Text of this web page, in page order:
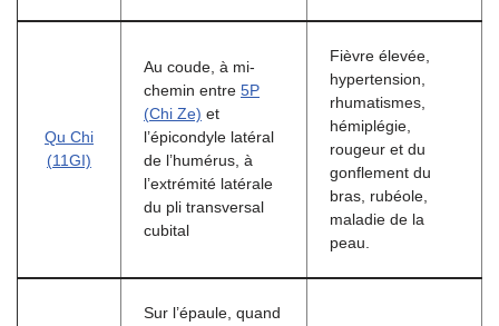
Qu Chi
(11GI)
Au coude, à mi-
chemin entre 5P
(Chi Ze) et
l’épicondyle latéral
de l’humérus, à
l’extrémité latérale
du pli transversal
cubital
Fièvre élevée,
hypertension,
rhumatismes,
hémiplégie,
rougeur et du
gonflement du
bras, rubéole,
maladie de la
peau.
Sur l’épaule, quand